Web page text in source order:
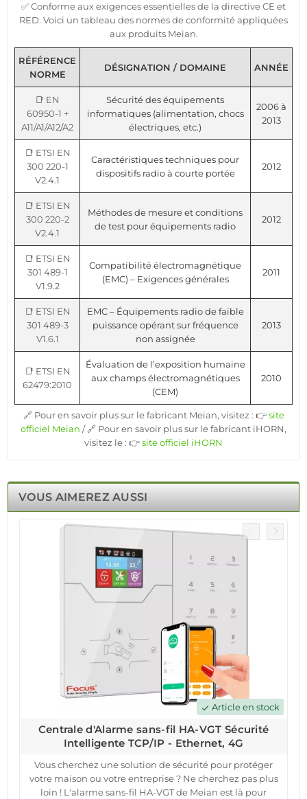
✅ Conforme aux exigences essentielles de la directive CE et
RED. Voici un tableau des normes de conformité appliquées
aux produits Meian.
RÉFÉRENCE
NORME
DÉSIGNATION / DOMAINE ANNÉE
📑 EN
60950-1 +
A11/A1/A12/A2
Sécurité des équipements
informatiques (alimentation, chocs
électriques, etc.)
2006 à
2013
📑 ETSI EN
300 220-1
V2.4.1
Caractéristiques techniques pour
dispositifs radio à courte portée
2012
📑 ETSI EN
300 220-2
V2.4.1
Méthodes de mesure et conditions
de test pour équipements radio
2012
📑 ETSI EN
301 489-1
V1.9.2
Compatibilité électromagnétique
(EMC) – Exigences générales
2011
📑 ETSI EN
301 489-3
V1.6.1
EMC – Équipements radio de faible
puissance opérant sur fréquence
non assignée
2013
📑 ETSI EN
62479:2010
Évaluation de l’exposition humaine
aux champs électromagnétiques
(CEM)
2010
🔗 Pour en savoir plus sur le fabricant Meian, visitez : 👉site
officiel Meian / 🔗 Pour en savoir plus sur le fabricant iHORN,
visitez le : 👉site officiel iHORN
VOUS AIMEREZ AUSSI
check Article en stock
Centrale d'Alarme sans-fil HA-VGT Sécurité
Intelligente TCP/IP - Ethernet, 4G
Vous cherchez une solution de sécurité pour protéger
votre maison ou votre entreprise ? Ne cherchez pas plus
loin ! L'alarme sans-fil HA-VGT de Meian est là pour